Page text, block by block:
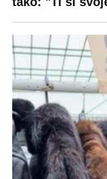
plata ode na
VESTI
Politika
Društvo
Hronika
Ekonomija
Beograd
Zasadi drvo
Kosovo
Rijaliti
Zvezde
Holivud
Kviz